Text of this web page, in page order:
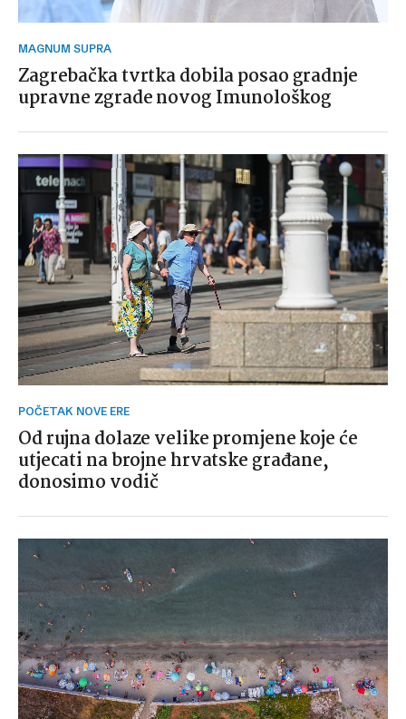
MAGNUM SUPRA
Zagrebačka tvrtka dobila posao gradnje
upravne zgrade novog Imunološkog
POČETAK NOVE ERE
Od rujna dolaze velike promjene koje će
utjecati na brojne hrvatske građane,
donosimo vodič